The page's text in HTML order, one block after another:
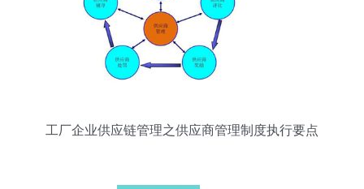
工厂企业供应链管理之供应商管理制度执行要点